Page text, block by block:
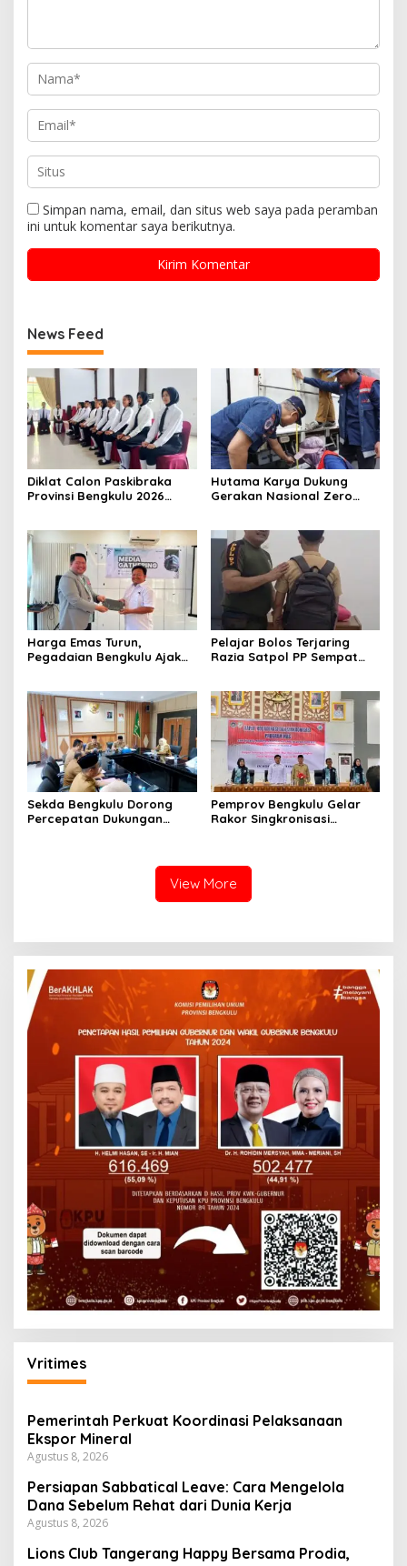
Simpan nama, email, dan situs web saya pada peramban
ini untuk komentar saya berikutnya.
News Feed
Diklat Calon Paskibraka
Provinsi Bengkulu 2026
Hutama Karya Dukung
Gerakan Nasional Zero
(SETUJU)
Harga Emas Turun,
Pegadaian Bengkulu Ajak
Pelajar Bolos Terjaring
Razia Satpol PP Sempat
Sekda Bengkulu Dorong
Percepatan Dukungan
Pemprov Bengkulu Gelar
Rakor Singkronisasi
View More
Vritimes
Pemerintah Perkuat Koordinasi Pelaksanaan
Ekspor Mineral
Agustus 8, 2026
Persiapan Sabbatical Leave: Cara Mengelola
Dana Sebelum Rehat dari Dunia Kerja
Agustus 8, 2026
Lions Club Tangerang Happy Bersama Prodia,